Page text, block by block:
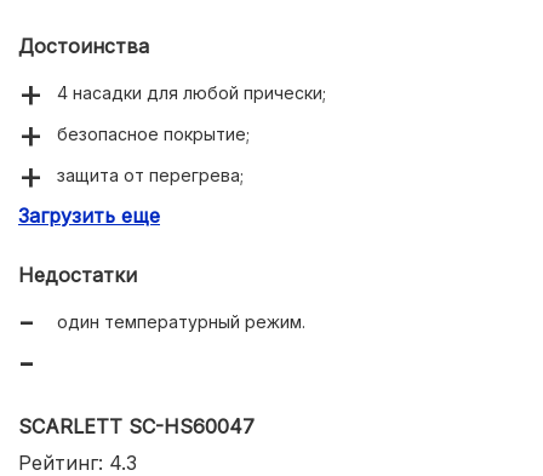
Достоинства
4 насадки для любой прически;
безопасное покрытие;
защита от перегрева;
вращающийся шнур с петлей;
Загрузить еще
Недостатки
один температурный режим.
SCARLETT SC-HS60047
Рейтинг: 4.3